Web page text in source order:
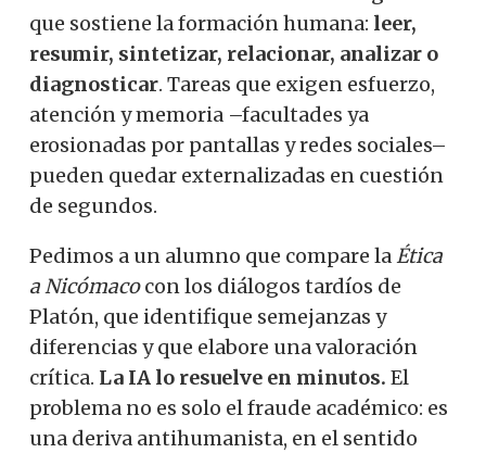
que sostiene la formación humana: leer,
resumir, sintetizar, relacionar, analizar o
diagnosticar. Tareas que exigen esfuerzo,
atención y memoria –facultades ya
erosionadas por pantallas y redes sociales–
pueden quedar externalizadas en cuestión
de segundos.
Pedimos a un alumno que compare laÉtica
a Nicómaco con los diálogos tardíos de
Platón, que identifique semejanzas y
diferencias y que elabore una valoración
crítica. La IA lo resuelve en minutos. El
problema no es solo el fraude académico: es
una deriva antihumanista, en el sentido